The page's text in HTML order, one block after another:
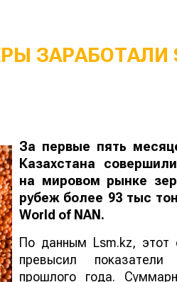
ЗАРАБОТАЛИ
За первые пять
Казахстана
на мировом рынке
рубеж более 93 тыс
World of NAN .
По данным Lsm.kz,
превысил показатели
прошлого года.